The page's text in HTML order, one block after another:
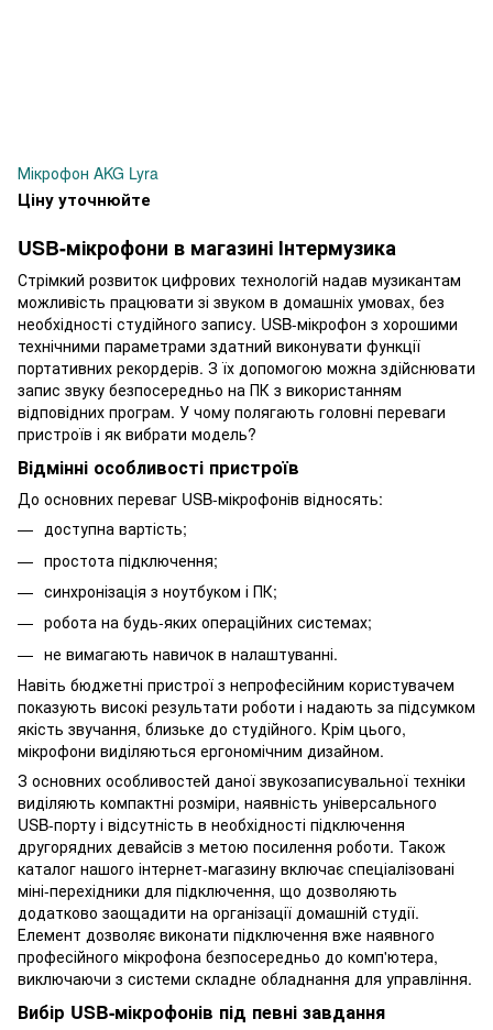
Мікрофон AKG Lyra
Ціну уточнюйте
USB-мікрофони в магазині Інтермузика
Стрімкий розвиток цифрових технологій надав музикантам
можливість працювати зі звуком в домашніх умовах, без
необхідності студійного запису. USB-мікрофон з хорошими
технічними параметрами здатний виконувати функції
портативних рекордерів. З їх допомогою можна здійснювати
запис звуку безпосередньо на ПК з використанням
відповідних програм. У чому полягають головні переваги
пристроїв і як вибрати модель?
Відмінні особливості пристроїв
До основних переваг USB-мікрофонів відносять:
доступна вартість;
простота підключення;
синхронізація з ноутбуком і ПК;
робота на будь-яких операційних системах;
не вимагають навичок в налаштуванні.
Навіть бюджетні пристрої з непрофесійним користувачем
показують високі результати роботи і надають за підсумком
якість звучання, близьке до студійного. Крім цього,
мікрофони виділяються ергономічним дизайном.
З основних особливостей даної звукозаписувальної техніки
виділяють компактні розміри, наявність універсального
USB-порту і відсутність в необхідності підключення
другорядних девайсів з метою посилення роботи. Також
каталог нашого інтернет-магазину включає спеціалізовані
міні-перехідники для підключення, що дозволяють
додатково заощадити на організації домашній студії.
Елемент дозволяє виконати підключення вже наявного
професійного мікрофона безпосередньо до комп'ютера,
виключаючи з системи складне обладнання для управління.
Вибір USB-мікрофонів під певні завдання